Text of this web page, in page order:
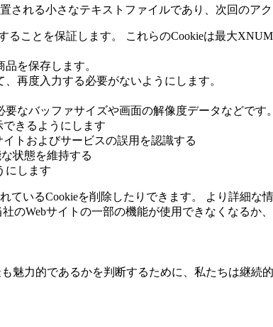
される小さなテキストファイルであり、次回のア
ることを保証します。 これらのCookieは最大
を保存します。
再度入力する必要がないようにします。
なバッファサイズや画面の解像度データなどです。
できるようにします
トおよびサービスの誤用を認識する
状態を維持する
にします
ているCookieを削除したりできます。 より詳細
のWebサイトの一部の機能が使用できなくなるか
魅力的であるかを判断するために、私たちは継続